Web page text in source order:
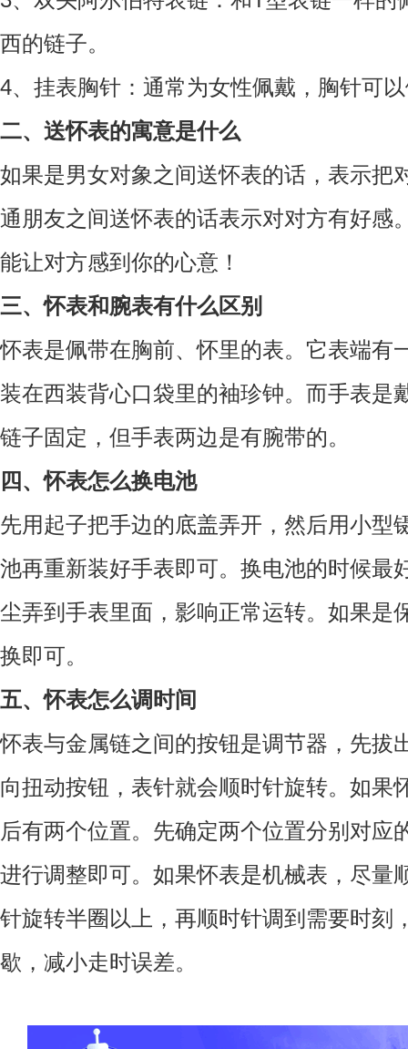
西的链子。
4、挂表胸针：通常为女性佩戴，胸针可
二、送怀表的寓意是什么
如果是男女对象之间送怀表的话，表示把
通朋友之间送怀表的话表示对对方有好感
能让对方感到你的心意！
三、怀表和腕表有什么区别
怀表是佩带在胸前、怀里的表。它表端有
装在西装背心口袋里的袖珍钟。而手表是
链子固定，但手表两边是有腕带的。
四、怀表怎么换电池
先用起子把手边的底盖弄开，然后用小型
池再重新装好手表即可。换电池的时候最
尘弄到手表里面，影响正常运转。如果是
换即可。
五、怀表怎么调时间
怀表与金属链之间的按钮是调节器，先拔
向扭动按钮，表针就会顺时针旋转。如果
后有两个位置。先确定两个位置分别对应
进行调整即可。如果怀表是机械表，尽量
针旋转半圈以上，再顺时针调到需要时刻
歇，减小走时误差。